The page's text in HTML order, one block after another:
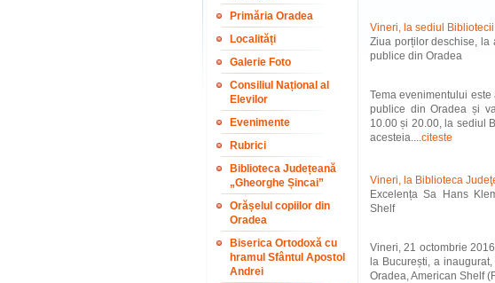
Primăria Oradea
Localități
Galerie Foto
Consiliul Național al
Elevilor
Evenimente
Rubrici
Biblioteca Județeană
„Gheorghe Șincai”
Orășelul copiilor din
Oradea
Biserica Ortodoxă cu
hramul Sfântul Apostol
Andrei
Vineri, la sediul
Ziua porților deschise, la
publice din Oradea
Tema evenimentului
publice din Oradea și
10.00 și 20.00, la sediul
acesteia....citeste
Vineri, la Biblioteca
Excelența Sa Hans
Shelf
Vineri, 21 octombrie
la București, a
Oradea, American Shelf